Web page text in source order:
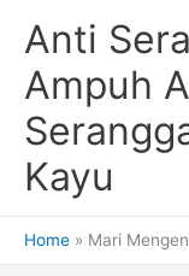
Anti
Ampuh
Kayu
Home Mari